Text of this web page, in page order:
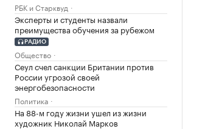
РБК и Старквуд
Эксперты и студенты назвали
преимущества обучения за рубежом
РАДИО
Общество
Сеул счел санкции Британии против
России угрозой своей
энергобезопасности
Политика
На 88-м году жизни ушел из жизни
художник Николай Марков